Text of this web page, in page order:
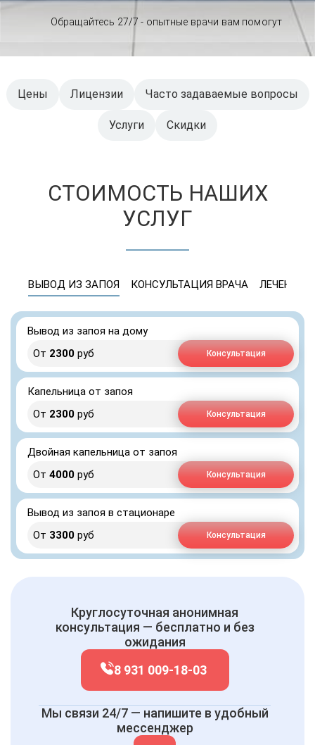
Обращайтесь 27/7 - опытные врачи вам помогут
Цены Лицензии Часто задаваемые вопросы
Услуги Скидки
СТОИМОСТЬ НАШИХ
УСЛУГ
ВЫВОД ИЗ ЗАПОЯ КОНСУЛЬТАЦИЯ ВРАЧА ЛЕЧЕНИЕ
Вывод из запоя на дому
От 2300 руб Консультация
Капельница от запоя
От 2300 руб Консультация
Двойная капельница от запоя
От 4000 руб Консультация
Вывод из запоя в стационаре
От 3300 руб Консультация
Круглосуточная анонимная
консультация — бесплатно и без
ожидания
8 931 009-18-03
Мы связи 24/7 — напишите в удобный
мессенджер